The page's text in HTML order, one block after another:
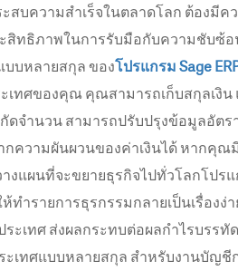
สบความสำเร็จในตลาดโลก ต้องมี
สิทธิภาพในการรับมือกับความชับซ้อ
บบหลายสกุล ของโปรแกรม Sage
เทศของคุณ คุณสามารถเก็บสกุลเงิน
ดจำนวน สามารถปรับปรุงข้อมูลอัต
ความผันผวนของค่าเงินได้ หากคุณ
แผนที่จะขยายธุรกิจไปทั่วโลกโปรแก
ำรายการธุรกรรมกลายเป็นเรื่องง่
ระเทศ ส่งผลกระทบต่อผลกำไรบรร
ะเทศแบบหลายสกุล สำหรับงานบัญชี